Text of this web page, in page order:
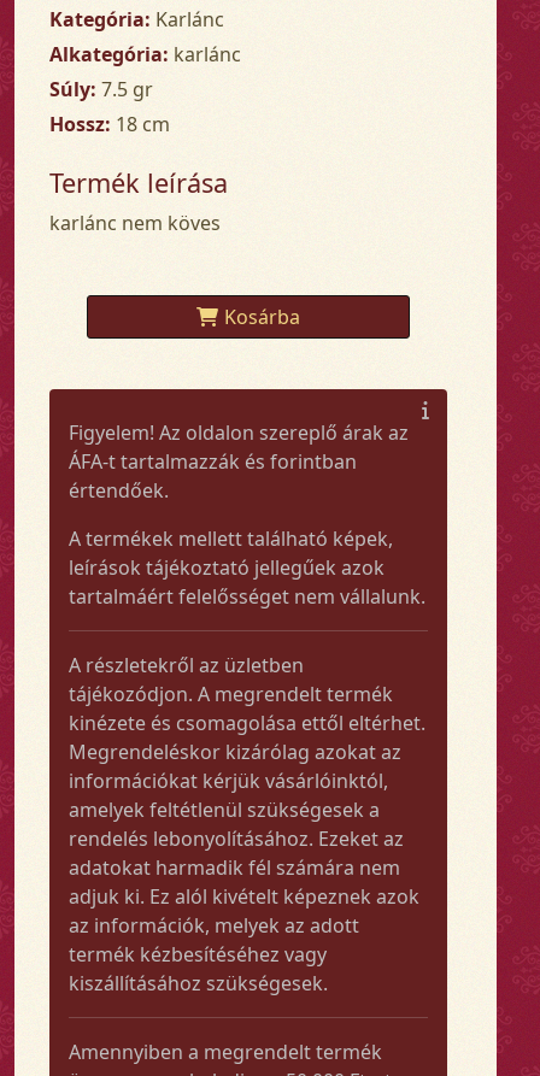
Kategória: Karlánc
Alkategória: karlánc
Súly: 7.5 gr
Hossz: 18 cm
Termék leírása
karlánc nem köves
Kosárba
Figyelem! Az oldalon szereplő árak az
ÁFA-t tartalmazzák és forintban
értendőek.
A termékek mellett található képek,
leírások tájékoztató jellegűek azok
tartalmáért felelősséget nem vállalunk.
A részletekről az üzletben
tájékozódjon. A megrendelt termék
kinézete és csomagolása ettől eltérhet.
Megrendeléskor kizárólag azokat az
információkat kérjük vásárlóinktól,
amelyek feltétlenül szükségesek a
rendelés lebonyolításához. Ezeket az
adatokat harmadik fél számára nem
adjuk ki. Ez alól kivételt képeznek azok
az információk, melyek az adott
termék kézbesítéséhez vagy
kiszállításához szükségesek.
Amennyiben a megrendelt termék